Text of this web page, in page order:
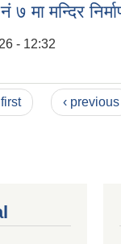
नं ७ मा मन्दिर
- 12:32
‹ previous